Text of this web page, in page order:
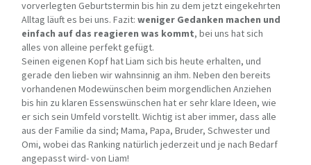
vorverlegten Geburtstermin bis hin zu dem jetzt eingekehrten
Alltag läuft es bei uns. Fazit:weniger Gedanken machen und
einfach auf das reagieren was kommt, bei uns hat sich
alles von alleine perfekt gefügt.
Seinen eigenen Kopf hat Liam sich bis heute erhalten, und
gerade den lieben wir wahnsinnig an ihm. Neben den bereits
vorhandenen Modewünschen beim morgendlichen Anziehen
bis hin zu klaren Essenswünschen hat er sehr klare Ideen, wie
er sich sein Umfeld vorstellt. Wichtig ist aber immer, dass alle
aus der Familie da sind; Mama, Papa, Bruder, Schwester und
Omi, wobei das Ranking natürlich jederzeit und je nach Bedarf
angepasst wird- von Liam!